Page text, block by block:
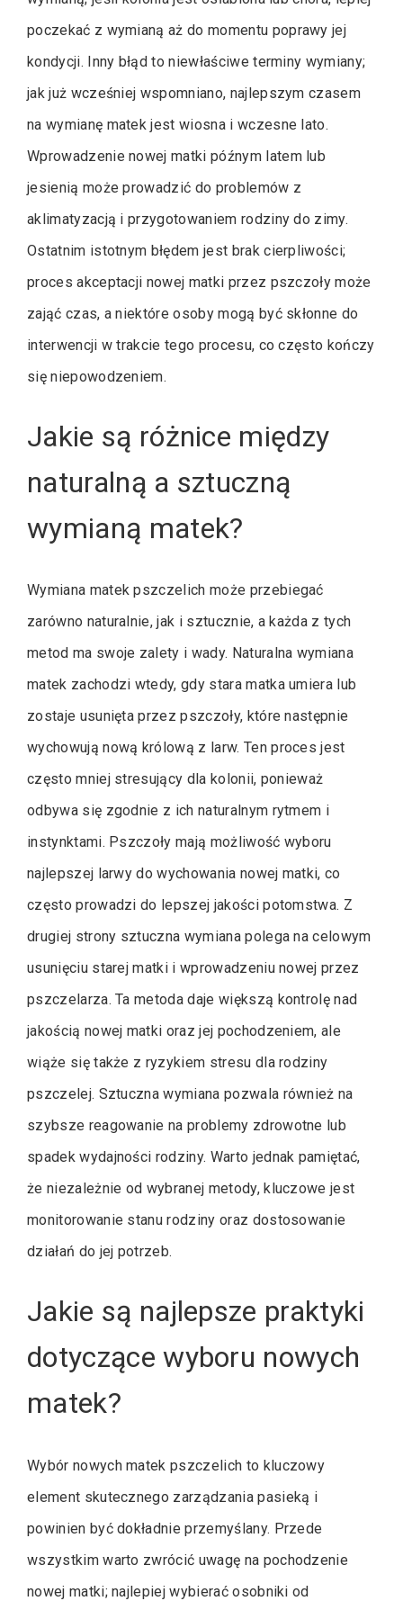
poczekać z wymianą aż do momentu poprawy jej
kondycji. Inny błąd to niewłaściwe terminy wymiany;
jak już wcześniej wspomniano, najlepszym czasem
na wymianę matek jest wiosna i wczesne lato.
Wprowadzenie nowej matki późnym latem lub
jesienią może prowadzić do problemów z
aklimatyzacją i przygotowaniem rodziny do zimy.
Ostatnim istotnym błędem jest brak cierpliwości;
proces akceptacji nowej matki przez pszczoły może
zająć czas, a niektóre osoby mogą być skłonne do
interwencji w trakcie tego procesu, co często kończy
się niepowodzeniem.
Jakie są różnice między
naturalną a sztuczną
wymianą matek?
Wymiana matek pszczelich może przebiegać
zarówno naturalnie, jak i sztucznie, a każda z tych
metod ma swoje zalety i wady. Naturalna wymiana
matek zachodzi wtedy, gdy stara matka umiera lub
zostaje usunięta przez pszczoły, które następnie
wychowują nową królową z larw. Ten proces jest
często mniej stresujący dla kolonii, ponieważ
odbywa się zgodnie z ich naturalnym rytmem i
instynktami. Pszczoły mają możliwość wyboru
najlepszej larwy do wychowania nowej matki, co
często prowadzi do lepszej jakości potomstwa. Z
drugiej strony sztuczna wymiana polega na celowym
usunięciu starej matki i wprowadzeniu nowej przez
pszczelarza. Ta metoda daje większą kontrolę nad
jakością nowej matki oraz jej pochodzeniem, ale
wiąże się także z ryzykiem stresu dla rodziny
pszczelej. Sztuczna wymiana pozwala również na
szybsze reagowanie na problemy zdrowotne lub
spadek wydajności rodziny. Warto jednak pamiętać,
że niezależnie od wybranej metody, kluczowe jest
monitorowanie stanu rodziny oraz dostosowanie
działań do jej potrzeb.
Jakie są najlepsze praktyki
dotyczące wyboru nowych
matek?
Wybór nowych matek pszczelich to kluczowy
element skutecznego zarządzania pasieką i
powinien być dokładnie przemyślany. Przede
wszystkim warto zwrócić uwagę na pochodzenie
nowej matki; najlepiej wybierać osobniki od